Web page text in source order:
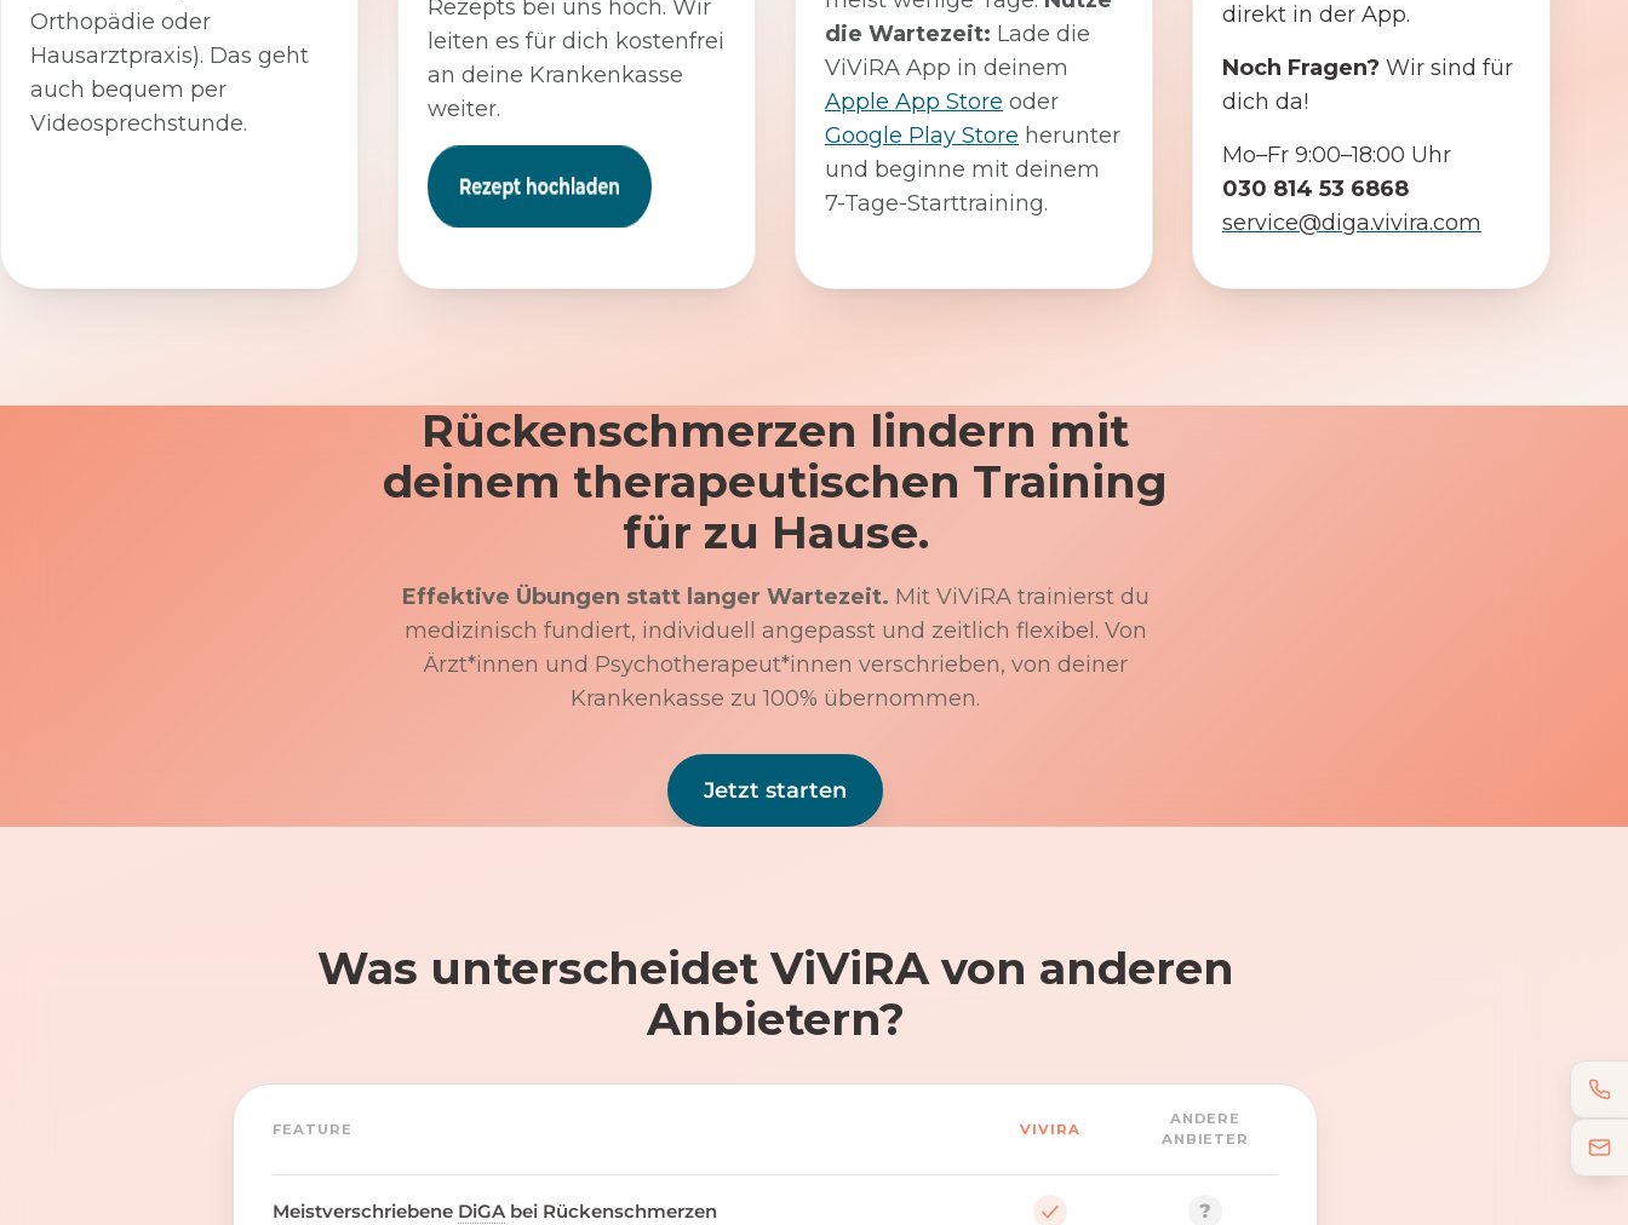
Orthopädie oder
Hausarztpraxis). Das geht
auch bequem per
Videosprechstunde.
Rezepts bei uns hoch. Wir
leiten es für dich kostenfrei
an deine Krankenkasse
weiter.
die Wartezeit: Lade die
ViViRA App in deinem
Apple App Store oder
Google Play Store herunter
und beginne mit deinem
7-Tage-Starttraining.
direkt in der App.
Noch Fragen? Wir sind für
dich da!
Mo–Fr 9:00–18:00 Uhr
030 814 53 6868
service@diga.vivira.com
Rückenschmerzen lindern mit
deinem therapeutischen Training
für zu Hause.
Effektive Übungen statt langer Wartezeit. Mit ViViRA trainierst du
medizinisch fundiert, individuell angepasst und zeitlich flexibel. Von
Ärzt*innen und Psychotherapeut*innen verschrieben, von deiner
Krankenkasse zu 100% übernommen.
Jetzt starten
Was unterscheidet ViViRA von anderen
Anbietern?
FEATURE VIVIRA
ANDERE
ANBIETER
Meistverschriebene DiGA bei Rückenschmerzen ?